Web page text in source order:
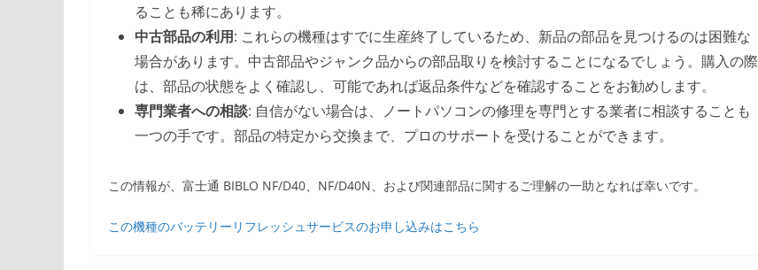
ることも稀にあります。
中古部品の利用: これらの機種はすでに生産終了しているため、新品の部品を見つけるのは困難な
場合があります。中古部品やジャンク品からの部品取りを検討することになるでしょう。購入の際
は、部品の状態をよく確認し、可能であれば返品条件などを確認することをお勧めします。
専門業者への相談: 自信がない場合は、ノートパソコンの修理を専門とする業者に相談することも
一つの手です。部品の特定から交換まで、プロのサポートを受けることができます。
この情報が、富士通 BIBLO NF/D40、NF/D40N、および関連部品に関するご理解の一助となれば幸いです。
この機種のバッテリーリフレッシュサービスのお申し込みはこちら